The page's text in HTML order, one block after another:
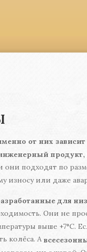
от них
подходят по
износу или даже
для
Они не
выше +7°C.
колёса. А